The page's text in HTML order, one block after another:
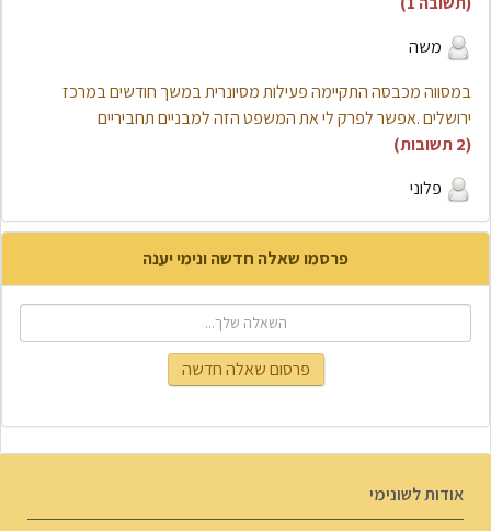
משה
במסווה מכבסה התקיימה פעילות מסיונרית במשך חודשים במרכז
ירושלים .אפשר לפרק לי את המשפט הזה למבניים תחביריים
(2 תשובות)
פלוני
פרסמו שאלה חדשה ונימי יענה
פרסום שאלה חדשה
אודות לשונימי